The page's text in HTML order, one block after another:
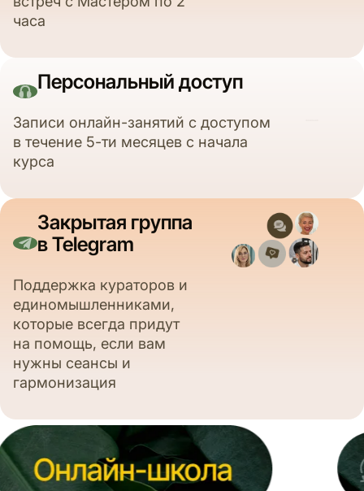
часа
Персональный доступ
Записи онлайн-занятий с доступом
в течение 5-ти месяцев с начала
курса
Закрытая группа
в Telegram
Поддержка кураторов и
единомышленниками,
которые всегда придут
на помощь, если вам
нужны сеансы и
гармонизация